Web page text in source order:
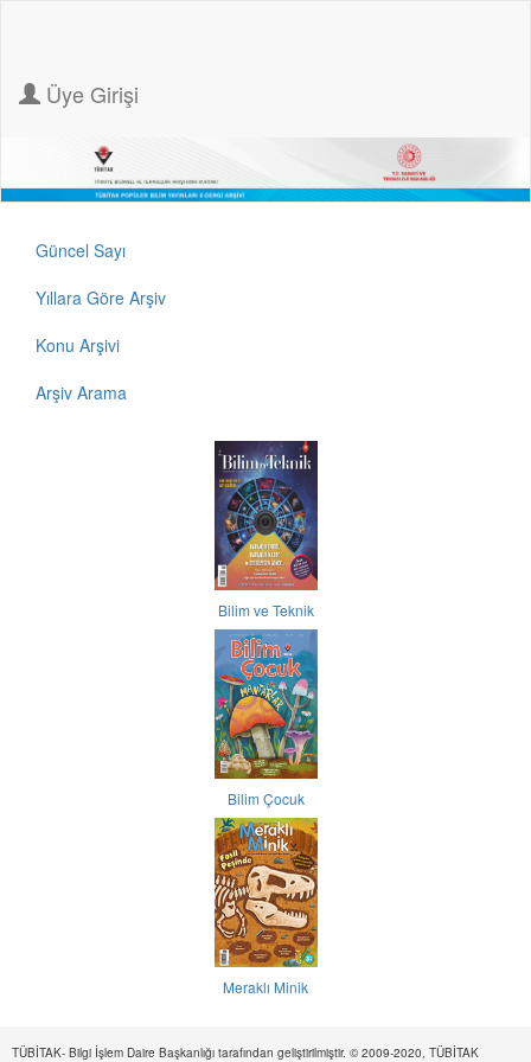
Üye Girişi
Güncel Sayı
Yıllara Göre Arşiv
Konu Arşivi
Arşiv Arama
Bilim ve Teknik
Bilim Çocuk
Meraklı Minik
TÜBİTAK- Bilgi İşlem Daire Başkanlığı tarafından geliştirilmiştir. © 2009-2020, TÜBİTAK